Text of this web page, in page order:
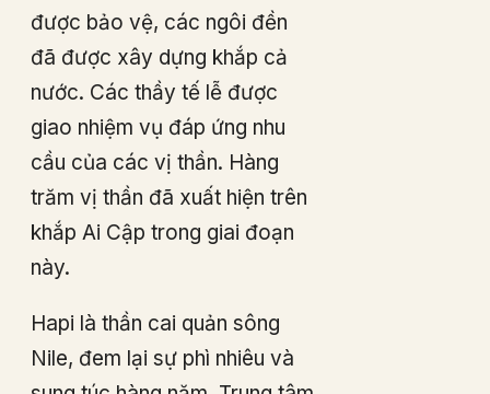
được bảo vệ, các ngôi đền
đã được xây dựng khắp cả
nước. Các thầy tế lễ được
giao nhiệm vụ đáp ứng nhu
cầu của các vị thần. Hàng
trăm vị thần đã xuất hiện trên
khắp Ai Cập trong giai đoạn
này.
Hapi là thần cai quản sông
Nile, đem lại sự phì nhiêu và